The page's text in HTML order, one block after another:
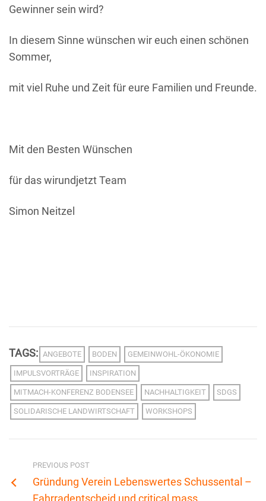
Gewinner sein wird?
In diesem Sinne wünschen wir euch einen schönen
Sommer,
mit viel Ruhe und Zeit für eure Familien und Freunde.
Mit den Besten Wünschen
für das wirundjetzt Team
Simon Neitzel
TAGS: ANGEBOTE BODEN GEMEINWOHL-ÖKONOMIE
IMPULSVORTRÄGE INSPIRATION
MITMACH-KONFERENZ BODENSEE NACHHALTIGKEIT SDGS
SOLIDARISCHE LANDWIRTSCHAFT WORKSHOPS
PREVIOUS POST
Gründung Verein Lebenswertes Schussental –